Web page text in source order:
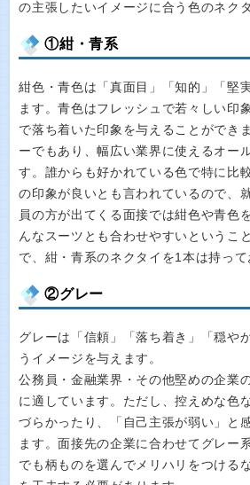
の主張したいイメージに合う色のネク
①紺・青系
紺色・青色は「真面目」「知的」「堅
ます。青色はフレッシュで若々しい印
で落ち着いた印象を与えることができ
ーでもあり、幅広い業界に使えるオー
す。誰からも好かれている色で特に比
の印象が良いとも言われているので、
員の方が出てくる面接では紺色や青色
んなスーツとも合わせやすいというこ
で、紺・青系のネクタイを1本は持って
②グレー
グレーは「信頼」「落ち着き」「穏や
うイメージを与えます。
公務員・金融業界・その他堅めの企業
に適しています。ただし、控えめな色
づらかったり、「自己主張が弱い」と
ます。面接先の企業に合わせてグレー
でも柄ものを選んでメリハリをつける